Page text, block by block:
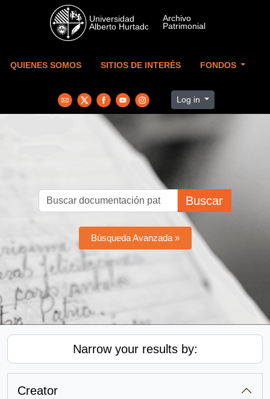
Skip to main content
QUIENES SOMOS SITIOS DE INTERÉS FONDOS
Log in
Buscar
Búsqueda Avanzada »
Narrow your results by:
Creator